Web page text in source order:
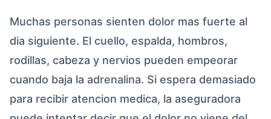
Muchas personas sienten dolor mas fuerte al
dia siguiente. El cuello, espalda, hombros,
rodillas, cabeza y nervios pueden empeorar
cuando baja la adrenalina. Si espera demasiado
para recibir atencion medica, la aseguradora